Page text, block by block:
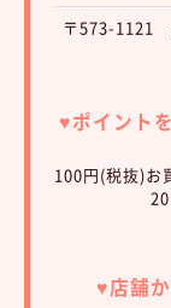
〒573-1121
♥︎ポイント
100円(税抜)お
♥︎店舗